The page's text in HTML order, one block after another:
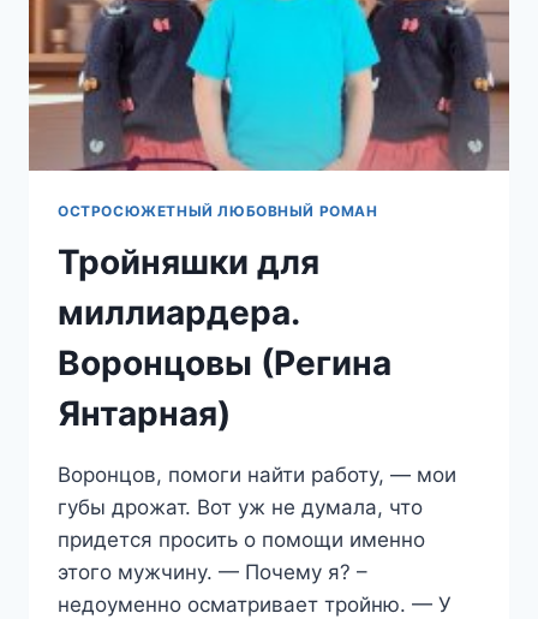
ОСТРОСЮЖЕТНЫЙ ЛЮБОВНЫЙ РОМАН
Тройняшки для
миллиардера.
Воронцовы (Регина
Янтарная)
Воронцов, помоги найти работу, — мои
губы дрожат. Вот уж не думала, что
придется просить о помощи именно
этого мужчину. — Почему я? –
недоуменно осматривает тройню. — У